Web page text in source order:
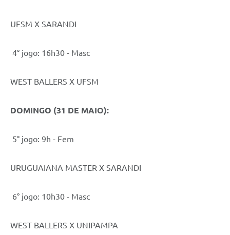
UFSM X SARANDI
4° jogo: 16h30 - Masc
WEST BALLERS X UFSM
DOMINGO (31 DE MAIO):
5° jogo: 9h - Fem
URUGUAIANA MASTER X SARANDI
6° jogo: 10h30 - Masc
WEST BALLERS X UNIPAMPA